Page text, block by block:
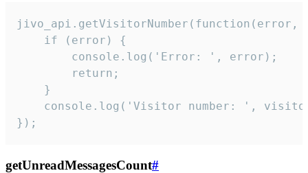
jivo_api.getVisitorNumber(function(error,
    if (error) {
        console.log('Error: ', error);
        return;
    }
console.log('Visitor number: ',
});
getUnreadMessagesCount#